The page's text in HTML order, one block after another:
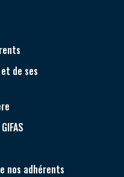
de ses
nos adhérents